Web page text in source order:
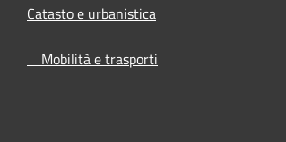
Catasto e urbanistica
Mobilità e trasporti